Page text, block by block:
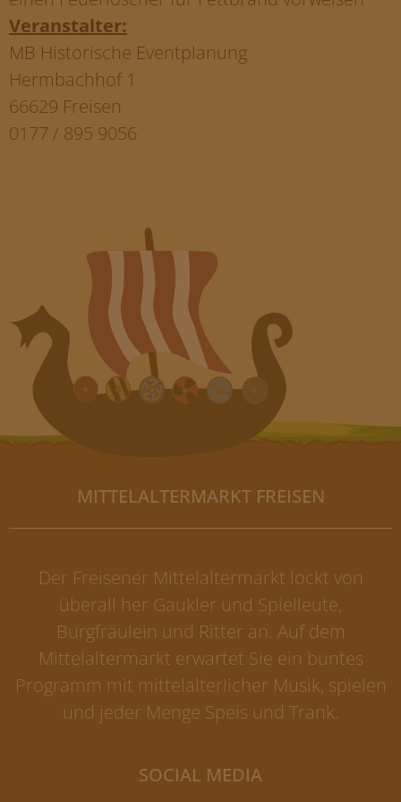
Veranstalter:
MB Historische Eventplanung
Hermbachhof 1
66629 Freisen
0177 / 895 9056
MITTELALTERMARKT FREISEN
Der Freisener Mittelaltermarkt lockt von
überall her Gaukler und Spielleute,
Burgfräulein und Ritter an. Auf dem
Mittelaltermarkt erwartet Sie ein buntes
Programm mit mittelalterlicher Musik, spielen
und jeder Menge Speis und Trank.
SOCIAL MEDIA